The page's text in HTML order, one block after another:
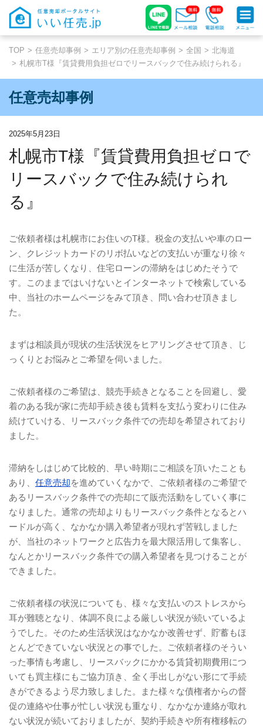
TOP 任意売却事例 エリア別の任意売却事例 全国
北海道
札幌市T様『賃貸費用負担ゼロでリースバックで住み続けられる』
任意売却事例
2025年5月23日
札幌市T様『賃貸費用負担ゼロで
リースバックで住み続けられ
る』
ご依頼者様は札幌市にお住いのT様。税金の支払いや車のロー
ン、クレジットカードのリボ払いなどの支払いが重なり徐々
に生活が苦しくなり、住宅ローンの滞納をはじめたそうで
す。このままではいけないとインターネットで検索している
中、当社のホームページをみて頂き、問い合わせ頂きまし
た。
まずは相談員が現状の生活状況をヒアリングさせて頂き、じ
っくりとお悩みとご希望を伺いました。
ご依頼者様のご希望は、競売手続きとなることを回避し、愛
着のある我が家に売却手続き後も賃料を支払う変わりに住み
続けていける、リースバック条件での売却を希望されており
ました。
滞納をしはじめて比較的、早い時期にご相談を頂いたことも
あり、 任意売却を進めていくなかで、ご依頼者様のご希望で
あるリースバック条件での売却にて販売活動をしていく事に
なりました。通常の売却よりもリースバック条件となるとハ
ードルが高く、なかなか購入希望者が現れず苦戦しました
が、当社のネットワークと広告力を最大限活用して集客し、
なんとかリースバック条件での購入希望者を見つけることが
できました。
ご依頼者様の状況についても、様々な支払いのストレスから
耳が難聴となり、体調不良による厳しい状況が続いているよ
うでした。そのため生活状況はなかなか改善せず、貯蓄もほ
とんどできていない状況との事でした。ご依頼者様のそうい
った事情も考慮し、リースバックにかかる賃貸初期費用につ
いても買主様にもご協力頂き、全く手出しがない形にて手続
きができるよう尽力致しました。また様々な債権者からの督
促の連絡や仕事が忙しい状況も重なり、なかなか連絡が取れ
ない状況が続いておりましたが、契約手続きや所有権移転の